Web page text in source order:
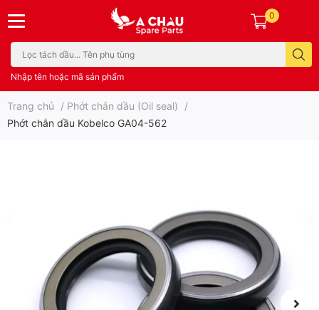
Nhập tên hoặc mã sản phẩm
0
Trang chủ / Phớt chắn dầu (Oil seal)
/
Phớt chắn dầu Kobelco GA04-562